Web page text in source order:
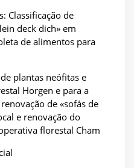
Classificação de
deck dich» em
de alimentos para
plantas neófitas e
Horgen e para a
de «sofás de
e renovação do
florestal Cham